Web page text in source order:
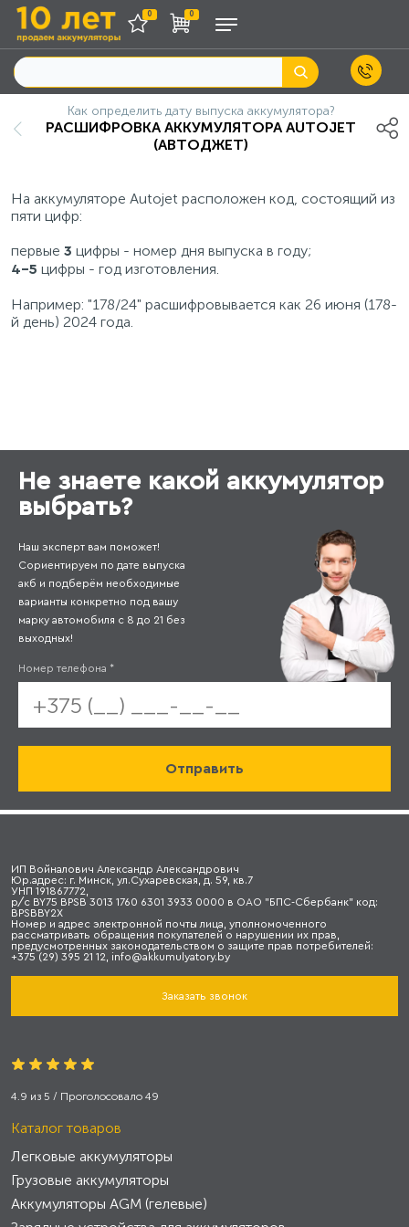
0 0
Как определить дату выпуска аккумулятора?
РАСШИФРОВКА АККУМУЛЯТОРА AUTOJET
(АВТОДЖЕТ)
На аккумуляторе Autojet расположен код, cостоящий из
пяти цифр:
первые 3 цифры - номер дня выпуска в году;
4-5 цифры - год изготовления.
Например: "178/24" расшифровывается как 26 июня (178-
й день) 2024 года.
Не знаете какой аккумулятор
выбрать?
Наш эксперт вам поможет!
Сориентируем по дате выпуска
акб и подберём необходимые
варианты конкретно под вашу
марку автомобиля с 8 до 21 без
выходных!
Номер телефона *
ИП Войналович Александр Александрович
Юр.адрес: г. Минск, ул.Сухаревская, д. 59, кв.7
УНП 191867772,
р/с BY75 BPSB 3013 1760 6301 3933 0000 в ОАО "БПС-Сбербанк" код:
BPSBBY2X
Номер и адрес электронной почты лица, уполномоченного
рассматривать обращения покупателей о нарушении их прав,
предусмотренных законодательством о защите прав потребителей:
+375 (29) 395 21 12, info@akkumulyatory.by
Заказать звонок
4.9 из 5 / Проголосовало 49
Каталог товаров
Легковые аккумуляторы
Грузовые аккумуляторы
Аккумуляторы AGM (гелевые)